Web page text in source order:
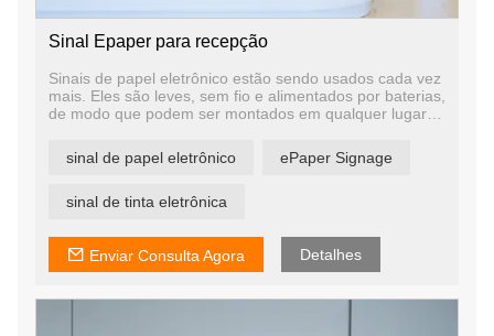
Sinal Epaper para recepção
Sinais de papel eletrônico estão sendo usados ​​cada vez
mais. Eles são leves, sem fio e alimentados por baterias,
de modo que podem ser montados em qualquer lugar
espaço ou local é reconfigurado. Eles também são
ótimos para espaços de escritório, como recepção e
sinal de papel eletrônico ePaper Signage
sinal de tinta eletrônica
Enviar Consulta Agora Detalhes